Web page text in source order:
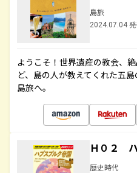
島旅
2024.07.04
ようこそ！世界遺産の教会、
ど、島の人が教えてくれた五
島旅へ。
Ｈ０２
歴史時代